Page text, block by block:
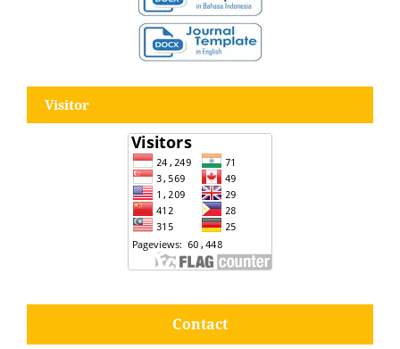
Visitor
Contact